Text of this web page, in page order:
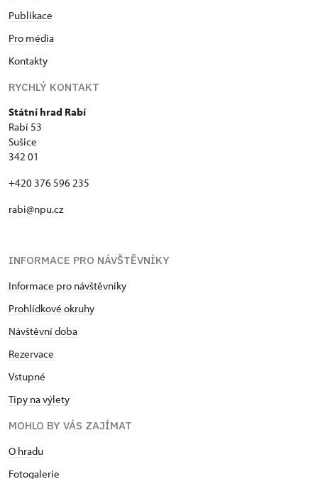
Publikace
Pro média
Kontakty
RYCHLÝ KONTAKT
Státní hrad Rabí
Rabí 53
Sušice
342 01
+420 376 596 235
rabi@npu.cz
INFORMACE PRO NÁVŠTĚVNÍKY
Informace pro návštěvníky
Prohlídkové okruhy
Návštěvní doba
Rezervace
Vstupné
Tipy na výlety
MOHLO BY VÁS ZAJÍMAT
O hradu
Fotogalerie